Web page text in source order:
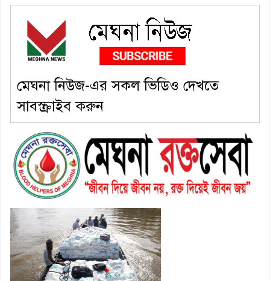
মেঘনা নিউজ-এর সকল ভিডিও দেখতে
সাবস্ক্রাইব করুন